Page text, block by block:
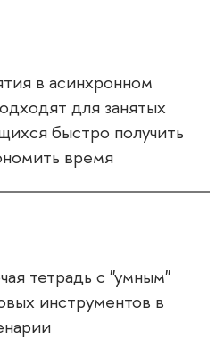
в асинхронном
для занятых
быстро получить
время
тетрадь с "умным"
инструменто